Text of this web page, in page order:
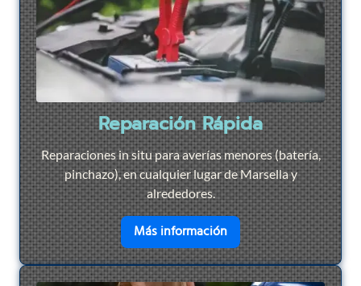
Reparación Rápida
Reparaciones in situ para averías menores (batería,
pinchazo), en cualquier lugar de Marsella y
alrededores.
Más informaciónen savoir plus sur